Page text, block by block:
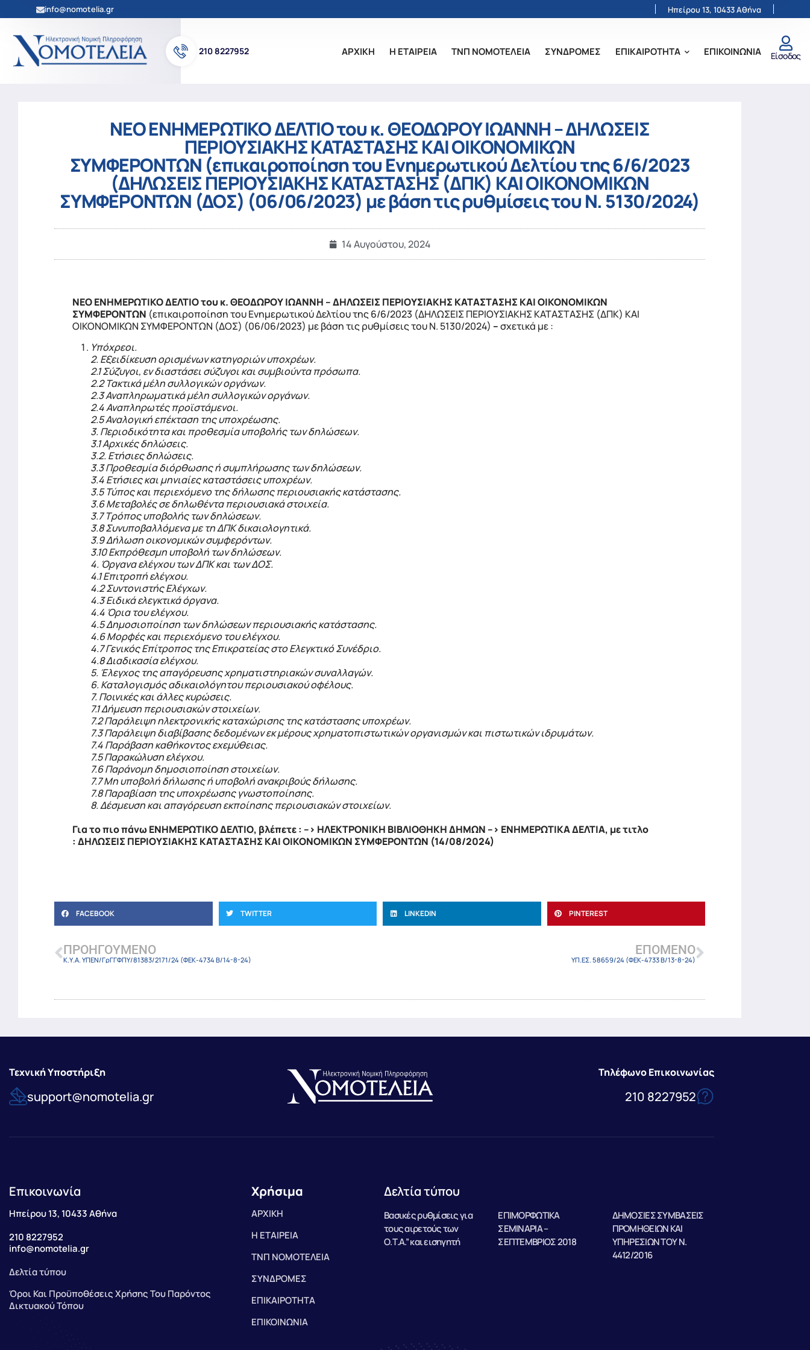
info@nomotelia.gr Ηπείρου 13, 10433 Αθήνα
210 8227952 ΑΡΧΙΚΗ Η ΕΤΑΙΡΕΙΑ ΤΝΠ ΝΟΜΟΤΕΛΕΙΑ ΣΥΝΔΡΟΜΕΣ ΕΠΙΚΑΙΡΟΤΗΤΑ ΕΠΙΚΟΙΝΩΝΙΑ Είσοδος
ΝΕΟ ΕΝΗΜΕΡΩΤΙΚΟ ΔΕΛΤΙΟ του κ. ΘΕΟΔΩΡΟΥ ΙΩΑΝΝΗ – ΔΗΛΩΣΕΙΣ
ΠΕΡΙΟΥΣΙΑΚΗΣ ΚΑΤΑΣΤΑΣΗΣ ΚΑΙ ΟΙΚΟΝΟΜΙΚΩΝ
ΣΥΜΦΕΡΟΝΤΩΝ (επικαιροποίηση του Ενημερωτικού Δελτίου της 6/6/2023
(ΔΗΛΩΣΕΙΣ ΠΕΡΙΟΥΣΙΑΚΗΣ ΚΑΤΑΣΤΑΣΗΣ (ΔΠΚ) ΚΑΙ ΟΙΚΟΝΟΜΙΚΩΝ
ΣΥΜΦΕΡΟΝΤΩΝ (ΔΟΣ) (06/06/2023) με βάση τις ρυθμίσεις του Ν. 5130/2024)
14 Αυγούστου, 2024
ΝΕΟ ΕΝΗΜΕΡΩΤΙΚΟ ΔΕΛΤΙΟ του κ. ΘΕΟΔΩΡΟΥ ΙΩΑΝΝΗ – ΔΗΛΩΣΕΙΣ ΠΕΡΙΟΥΣΙΑΚΗΣ ΚΑΤΑΣΤΑΣΗΣ ΚΑΙ ΟΙΚΟΝΟΜΙΚΩΝ
ΣΥΜΦΕΡΟΝΤΩΝ (επικαιροποίηση του Ενημερωτικού Δελτίου της 6/6/2023 (ΔΗΛΩΣΕΙΣ ΠΕΡΙΟΥΣΙΑΚΗΣ ΚΑΤΑΣΤΑΣΗΣ (ΔΠΚ) ΚΑΙ
ΟΙΚΟΝΟΜΙΚΩΝ ΣΥΜΦΕΡΟΝΤΩΝ (ΔΟΣ) (06/06/2023) με βάση τις ρυθμίσεις του Ν. 5130/2024) –σχετικά με :
Υπόχρεοι.
2. Εξειδίκευση ορισμένων κατηγοριών υποχρέων.
2.1 Σύζυγοι, εν διαστάσει σύζυγοι και συμβιούντα πρόσωπα.
2.2 Τακτικά μέλη συλλογικών οργάνων.
2.3 Αναπληρωματικά μέλη συλλογικών οργάνων.
2.4 Αναπληρωτές προϊστάμενοι.
2.5 Αναλογική επέκταση της υποχρέωσης.
3. Περιοδικότητα και προθεσμία υποβολής των δηλώσεων.
3.1 Αρχικές δηλώσεις.
3.2. Ετήσιες δηλώσεις.
3.3 Προθεσμία διόρθωσης ή συμπλήρωσης των δηλώσεων.
3.4 Ετήσιες και μηνιαίες καταστάσεις υποχρέων.
3.5 Τύπος και περιεχόμενο της δήλωσης περιουσιακής κατάστασης.
3.6 Μεταβολές σε δηλωθέντα περιουσιακά στοιχεία.
3.7 Τρόπος υποβολής των δηλώσεων.
3.8 Συνυποβαλλόμενα με τη ΔΠΚ δικαιολογητικά.
3.9 Δήλωση οικονομικών συμφερόντων.
3.10 Εκπρόθεσμη υποβολή των δηλώσεων.
4. Όργανα ελέγχου των ΔΠΚ και των ΔΟΣ.
4.1 Επιτροπή ελέγχου.
4.2 Συντονιστής Ελέγχων.
4.3 Ειδικά ελεγκτικά όργανα.
4.4 Όρια του ελέγχου.
4.5 Δημοσιοποίηση των δηλώσεων περιουσιακής κατάστασης.
4.6 Μορφές και περιεχόμενο του ελέγχου.
4.7 Γενικός Επίτροπος της Επικρατείας στο Ελεγκτικό Συνέδριο.
4.8 Διαδικασία ελέγχου.
5. Έλεγχος της απαγόρευσης χρηματιστηριακών συναλλαγών.
6. Καταλογισμός αδικαιολόγητου περιουσιακού οφέλους.
7. Ποινικές και άλλες κυρώσεις.
7.1 Δήμευση περιουσιακών στοιχείων.
7.2 Παράλειψη ηλεκτρονικής καταχώρισης της κατάστασης υποχρέων.
7.3 Παράλειψη διαβίβασης δεδομένων εκ μέρους χρηματοπιστωτικών οργανισμών και πιστωτικών ιδρυμάτων.
7.4 Παράβαση καθήκοντος εχεμύθειας.
7.5 Παρακώλυση ελέγχου.
7.6 Παράνομη δημοσιοποίηση στοιχείων.
7.7 Μη υποβολή δήλωσης ή υποβολή ανακριβούς δήλωσης.
7.8 Παραβίαση της υποχρέωσης γνωστοποίησης.
8. Δέσμευση και απαγόρευση εκποίησης περιουσιακών στοιχείων.
Για το πιο πάνω ΕΝΗΜΕΡΩΤΙΚΟ ΔΕΛΤΙΟ, βλέπετε : –> ΗΛΕΚΤΡΟΝΙΚΗ ΒΙΒΛΙΟΘΗΚΗ ΔΗΜΩΝ –> ΕΝΗΜΕΡΩΤΙΚΑ ΔΕΛΤΙΑ, με τιτλο
: ΔΗΛΩΣΕΙΣ ΠΕΡΙΟΥΣΙΑΚΗΣ ΚΑΤΑΣΤΑΣΗΣ ΚΑΙ ΟΙΚΟΝΟΜΙΚΩΝ ΣΥΜΦΕΡΟΝΤΩΝ (14/08/2024)
FACEBOOK TWITTER LINKEDIN PINTEREST
ΠΡΟΗΓΟΎΜΕΝΟ
Κ.Υ.Α. ΥΠΕΝ/ΓρΓΓΦΠΥ/81383/2171/24 (ΦΕΚ-4734 Β/14-8-24)
ΕΠΌΜΕΝΟ
ΥΠ.ΕΣ. 58659/24 (ΦΕΚ-4733 Β/13-8-24)
Τεχνική Υποστήριξη
support@nomotelia.gr
Τηλέφωνο Επικοινωνίας
210 8227952
Επικοινωνία
Ηπείρου 13, 10433 Αθήνα
210 8227952
info@nomotelia.gr
Δελτία τύπου
Όροι Και Προϋποθέσεις Χρήσης Του Παρόντος
Δικτυακού Τόπου
Χρήσιμα
ΑΡΧΙΚΗ
Η ΕΤΑΙΡΕΙΑ
ΤΝΠ ΝΟΜΟΤΕΛΕΙΑ
ΣΥΝΔΡΟΜΕΣ
ΕΠΙΚΑΙΡΟΤΗΤΑ
ΕΠΙΚΟΙΝΩΝΙΑ
Δελτία τύπου
Βασικές ρυθμίσεις για
τους αιρετούς των
Ο.Τ.Α.” και εισηγητή
ΕΠΙΜΟΡΦΩΤΙΚΑ
ΣΕΜΙΝΑΡΙΑ –
ΣΕΠΤΕΜΒΡΙΟΣ 2018
ΔΗΜΟΣΙΕΣ ΣΥΜΒΑΣΕΙΣ
ΠΡΟΜΗΘΕΙΩΝ ΚΑΙ
ΥΠΗΡΕΣΙΩΝ ΤΟΥ Ν.
4412/2016